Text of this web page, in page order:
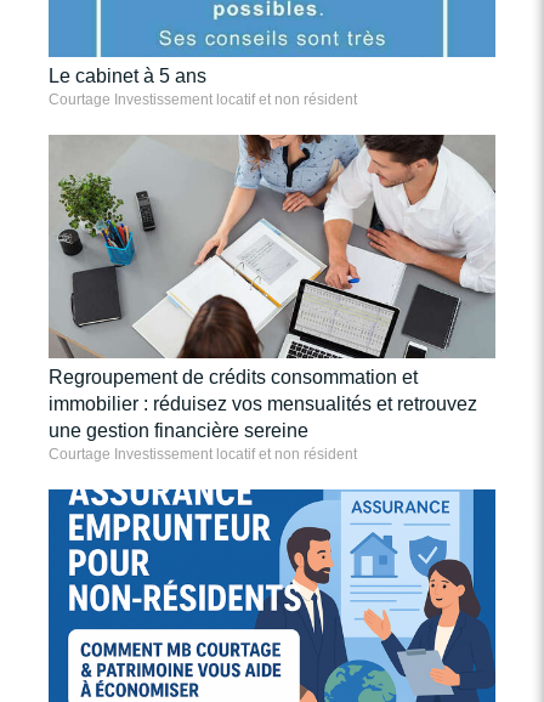
Le cabinet à 5 ans
Courtage Investissement locatif et non résident
Regroupement de crédits consommation et
immobilier : réduisez vos mensualités et retrouvez
une gestion financière sereine
Courtage Investissement locatif et non résident